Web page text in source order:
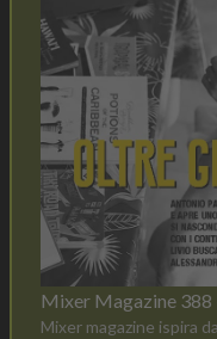
Mixer Magazine
Mixer magazine ispira